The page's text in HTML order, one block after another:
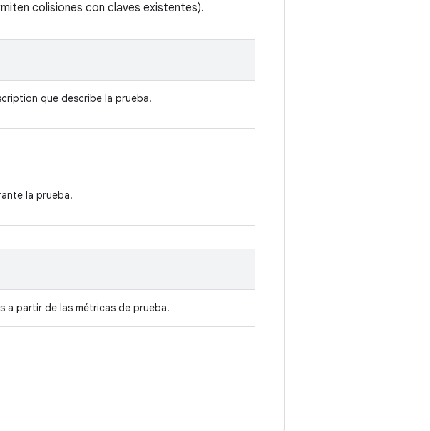
colisiones con claves existentes).
que describe la prueba.
la prueba.
a partir de las métricas de prueba.